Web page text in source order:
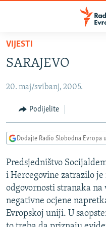
Pređite
glavni
Pređite
Pređite
pretragu
BOSNA I HERCEGOVINA
SRBIJA
KOSOVO
VIZUELNO
VIDEO
FOTOGALERIJE
INFOGRAFIKE
PODCASTI
RAT U UKRAJINI
KINA NA BALKANU
RSE PRIČE IZ SVIJETA
VIJESTI
SARAJEVO
20. maj/svibanj, 2005.
Podijelite
Dodajte Radio Slobodna Evropa
Predsjedništvo
i Hercegovine zatrazilo
odgovornosti stranaka
negativne ocjene
Evropskoj uniji. U